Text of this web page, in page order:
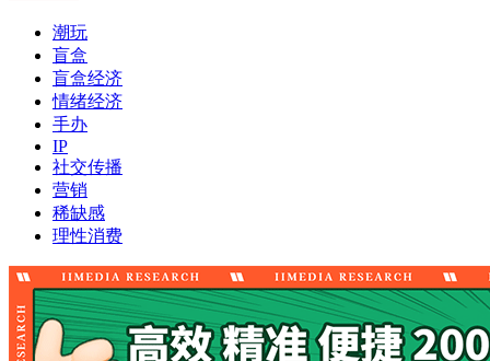
潮玩
盲盒
盲盒经济
情绪经济
手办
IP
社交传播
营销
稀缺感
理性消费